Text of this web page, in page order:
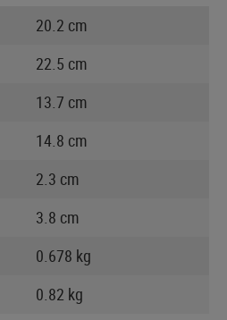
20.2 cm
22.5 cm
13.7 cm
14.8 cm
2.3 cm
3.8 cm
0.678 kg
0.82 kg